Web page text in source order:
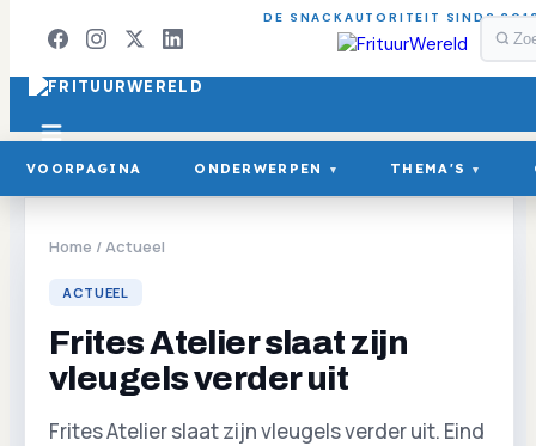
DE SNACKAUTORITEIT SINDS
VOORPAGINA ONDERWERPEN ▾ THEMA'S ▾
Home /Actueel
ACTUEEL
Frites Atelier slaat zijn
vleugels verder uit
Frites Atelier slaat zijn vleugels verder uit. Eind